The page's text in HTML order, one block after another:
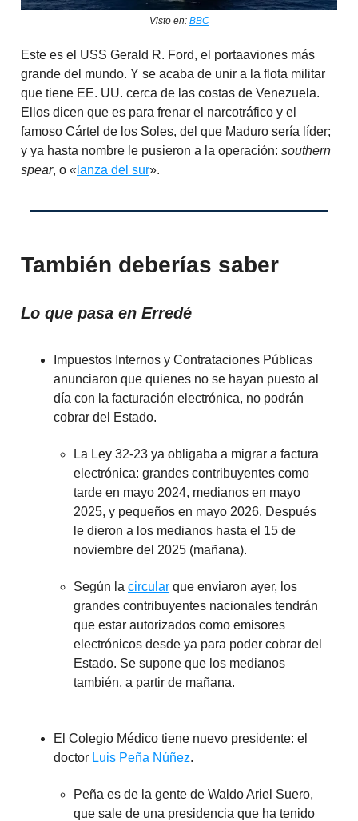
​​Visto en: BBC
Este es el USS Gerald R. Ford, el portaaviones más
grande del mundo. Y se acaba de unir a la flota militar
que tiene EE. UU. cerca de las costas de Venezuela.
Ellos dicen que es para frenar el narcotráfico y el
famoso Cártel de los Soles, del que Maduro sería líder;
y ya hasta nombre le pusieron a la operación: southern
spear, o « lanza del sur».
También deberías saber
Lo que pasa en Erredé
Impuestos Internos y Contrataciones Públicas
anunciaron que quienes no se hayan puesto al
día con la facturación electrónica, no podrán
cobrar del Estado.
La Ley 32-23 ya obligaba a migrar a factura
electrónica: grandes contribuyentes como
tarde en mayo 2024, medianos en mayo
2025, y pequeños en mayo 2026. Después
le dieron a los medianos hasta el 15 de
noviembre del 2025 (mañana).
Según la circular que enviaron ayer, los
grandes contribuyentes nacionales tendrán
que estar autorizados como emisores
electrónicos desde ya para poder cobrar del
Estado. Se supone que los medianos
también, a partir de mañana.
El Colegio Médico tiene nuevo presidente: el
doctor Luis Peña Núñez.
Peña es de la gente de Waldo Ariel Suero,
que sale de una presidencia que ha tenido